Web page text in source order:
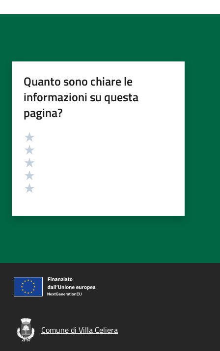
Quanto sono chiare le
informazioni su questa
pagina?
Valutazione
Comune di Villa Celiera